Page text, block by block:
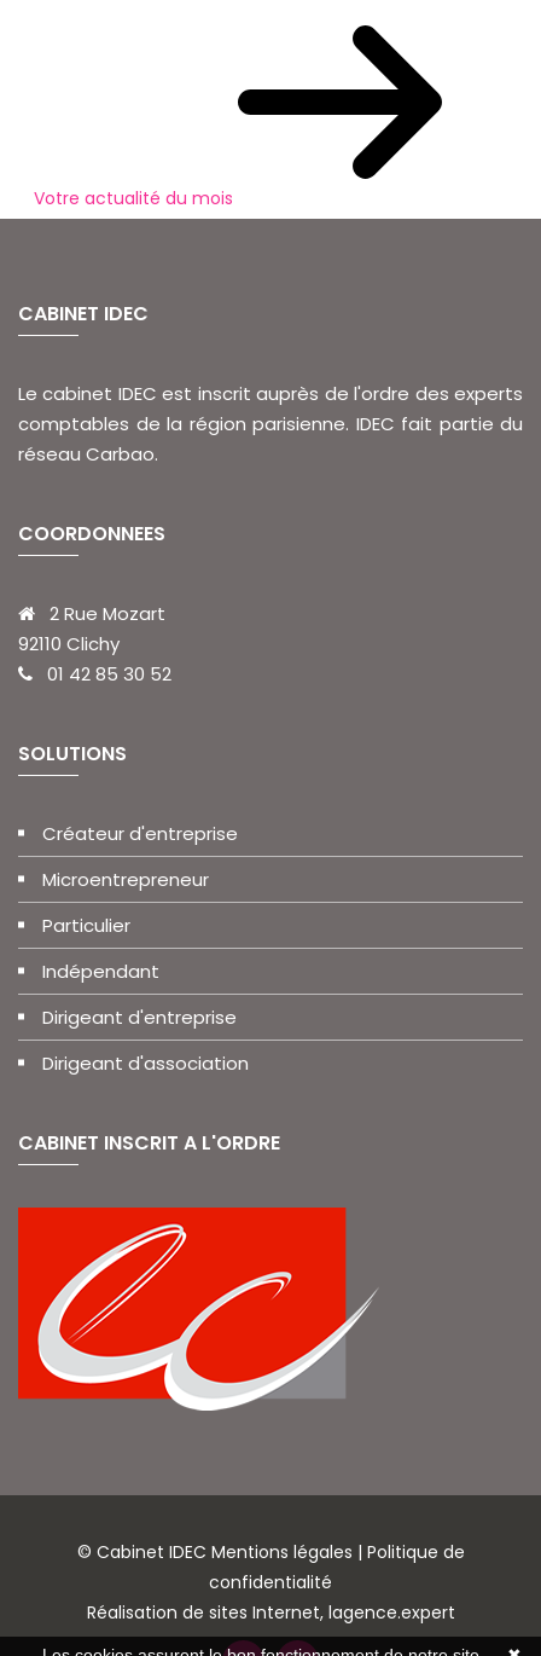
Votre actualité du mois
CABINET IDEC
Le cabinet IDEC est inscrit auprès de l'ordre des experts
comptables de la région parisienne. IDEC fait partie du
réseau Carbao.
COORDONNEES
2 Rue Mozart
92110 Clichy
01 42 85 30 52
SOLUTIONS
Créateur d'entreprise
Microentrepreneur
Particulier
Indépendant
Dirigeant d'entreprise
Dirigeant d'association
CABINET INSCRIT A L'ORDRE
© Cabinet IDEC Mentions légales | Politique de
confidentialité
Réalisation de sites Internet,lagence.expert